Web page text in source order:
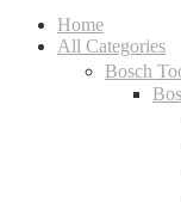
Home
All Categories
Bosch